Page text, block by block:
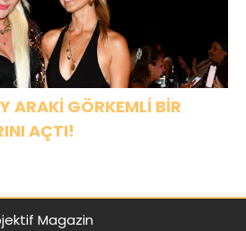
ARAKİ GÖRKEMLİ BİR
AÇTI!
Magazin